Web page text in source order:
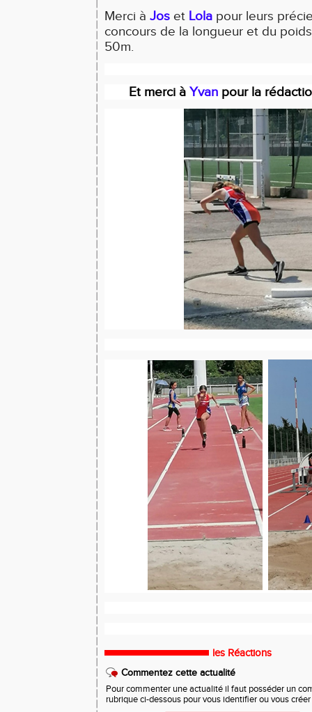
Merci à Jos et Lola pour leurs
concours de la longueur et du
50m.
Et merci à Yvan pour la
les Réactions
Commentez cette actualité
Pour commenter une actualité il faut posséder un
rubrique ci-dessous pour vous identifier ou vous